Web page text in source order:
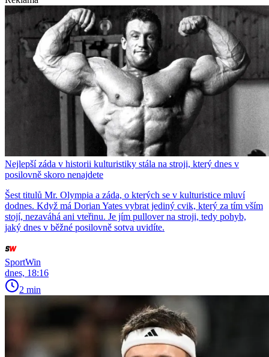
Nejlepší záda v historii kulturistiky stála na stroji, který dnes v
posilovně skoro nenajdete
Šest titulů Mr. Olympia a záda, o kterých se v kulturistice mluví
dodnes. Když má Dorian Yates vybrat jediný cvik, který za tím vším
stojí, nezaváhá ani vteřinu. Je jím pullover na stroji, tedy pohyb,
jaký dnes v běžné posilovně sotva uvidíte.
SportWin
dnes, 18:16
2 min